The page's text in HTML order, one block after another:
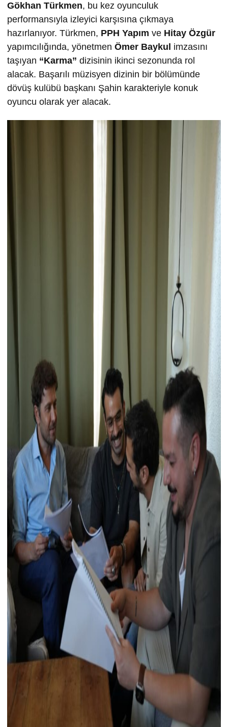
Gökhan Türkmen, bu kez oyunculuk
performansıyla izleyici karşısına çıkmaya
hazırlanıyor. Türkmen, PPH Yapım ve Hitay Özgür
yapımcılığında, yönetmen Ömer Baykul imzasını
taşıyan “Karma” dizisinin ikinci sezonunda rol
alacak. Başarılı müzisyen dizinin bir bölümünde
dövüş kulübü başkanı Şahin karakteriyle konuk
oyuncu olarak yer alacak.